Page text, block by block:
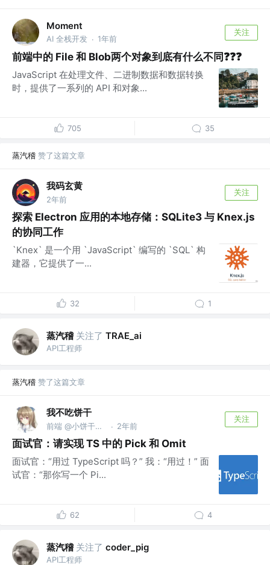
Moment
AI 全栈开发 · 1年前
关注
前端中的 File 和 Blob两个对象到底有什么不同❓❓❓
JavaScript 在处理文件、二进制数据和数据转换
时，提供了一系列的 API 和对象...
705 35
蒸汽稽 赞了这篇文章
我码玄黄
2年前
关注
探索 Electron 应用的本地存储：SQLite3 与 Knex.js
的协同工作
`Knex` 是一个用 `JavaScript` 编写的 `SQL` 构
建器，它提供了一...
32 1
蒸汽稽 关注了 TRAE_ai
API工程师
蒸汽稽 赞了这篇文章
我不吃饼干
前端 @小饼干无限公司 · 2年前
关注
面试官：请实现 TS 中的 Pick 和 Omit
面试官：“用过 TypeScript 吗？” 我：“用过！” 面
试官：“那你写一个 Pi...
62 4
蒸汽稽 关注了 coder_pig
API工程师